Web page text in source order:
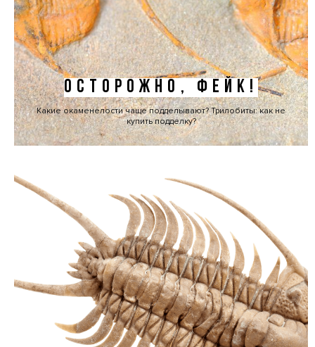
ОСТОРОЖНО, ФЕЙК!
Какие окаменелости чаще подделывают? Трилобиты: как не
купить подделку?